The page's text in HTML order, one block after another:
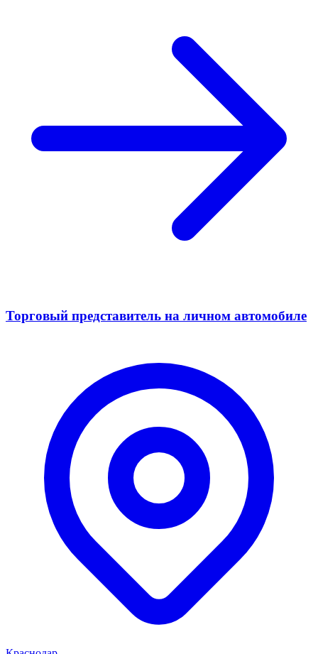
Торговый представитель на личном автомобиле